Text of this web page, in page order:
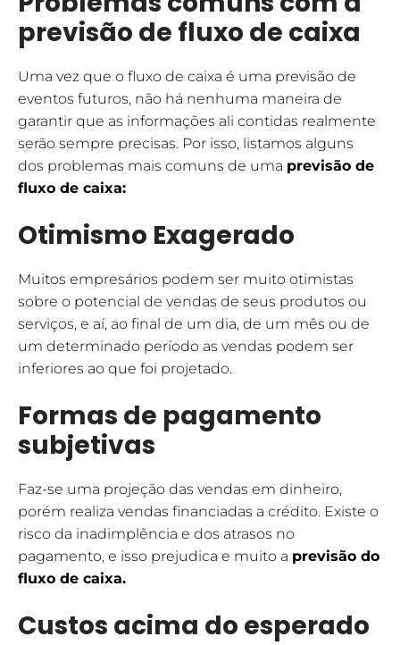
previsão de fluxo de caixa
Uma vez que o fluxo de caixa é uma previsão de
eventos futuros, não há nenhuma maneira de
garantir que as informações ali contidas realmente
serão sempre precisas. Por isso, listamos alguns
dos problemas mais comuns de uma previsão de
fluxo de caixa:
Otimismo Exagerado
Muitos empresários podem ser muito otimistas
sobre o potencial de vendas de seus produtos ou
serviços, e aí, ao final de um dia, de um mês ou de
um determinado período as vendas podem ser
inferiores ao que foi projetado.
Formas de pagamento
subjetivas
Faz-se uma projeção das vendas em dinheiro,
porém realiza vendas financiadas a crédito. Existe o
risco da inadimplência e dos atrasos no
pagamento, e isso prejudica e muito a previsão do
fluxo de caixa.
Custos acima do esperado